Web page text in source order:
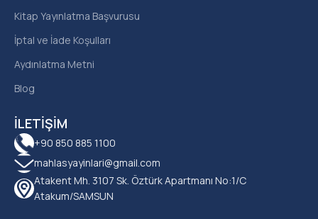
İLETIŞIM
+90 850 885 1100
mahlasyayinlari@gmail.com
Atakent Mh. 3107 Sk. Öztürk Apartmanı No:1/C
Atakum/SAMSUN
Kitap Yayınlatma Başvurusu
İptal ve İade Koşulları
Aydınlatma Metni
Blog